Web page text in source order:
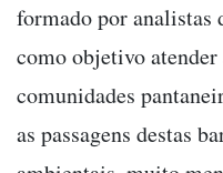
formado por analistas
como objetivo atender
comunidades
as passagens destas